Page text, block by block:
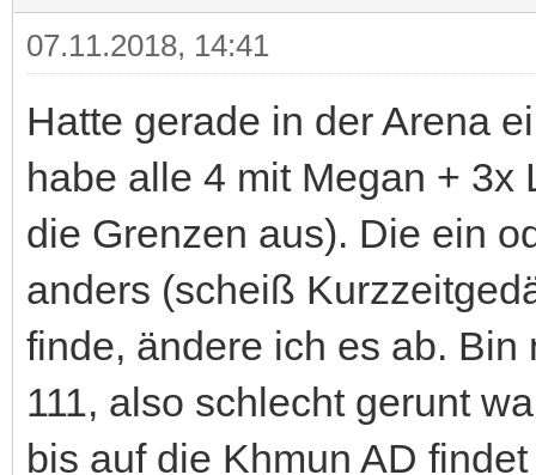
07.11.2018, 14:41
Hatte gerade in der Arena
habe alle 4 mit Megan + 3x
die Grenzen aus). Die ein
anders (scheiß
finde, ändere ich es ab.
111, also schlecht gerunt
bis auf die Khmun AD